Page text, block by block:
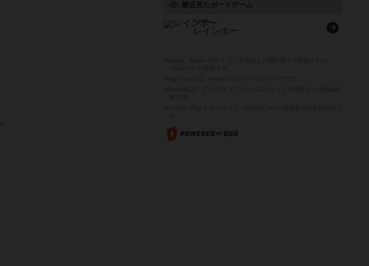
最近見たボードゲーム
Rainbow
レインボー